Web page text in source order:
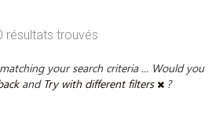
résultats trouvés
your search criteria ... Would you
and Try with different filters ?